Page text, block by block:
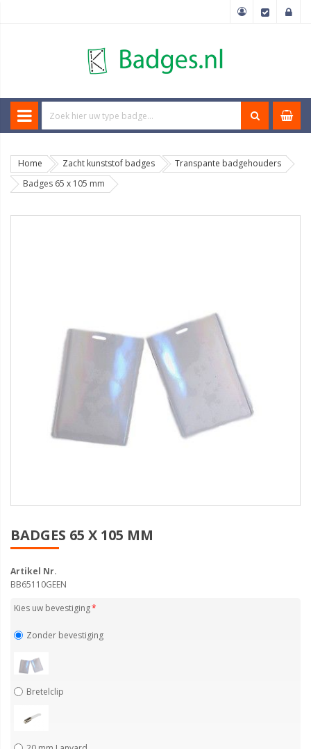
Home Zacht kunststof badges
Transpante badgehouders
Badges 65 x 105 mm
BADGES 65 X 105 MM
Artikel Nr.
BB65110GEEN
Kies uw bevestiging
Zonder bevestiging
Bretelclip